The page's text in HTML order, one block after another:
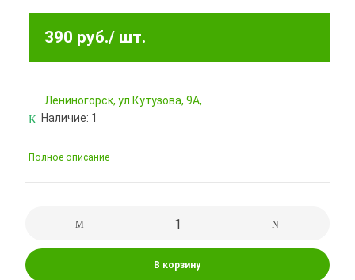
390 руб./ шт.
Лениногорск, ул.Кутузова, 9А,
Наличие: 1
Полное описание
В корзину